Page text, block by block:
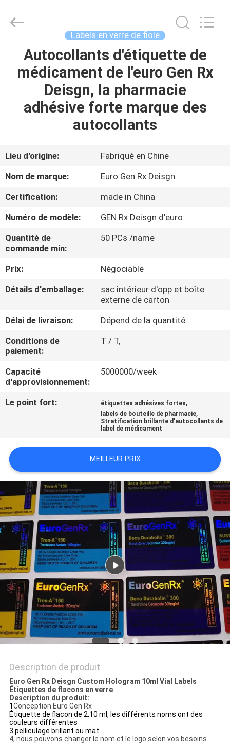
MAISON
PRODUITS
DE
NOUS
VISITE
D'USINE
CONTRÔLE
DE
QUALITÉ
CONTACTEZ-
NOUS
NOUVELLES
CAS
DU
SITE
PRIVACY
POLICY
Industry
Labels en verre de fiole
Autocollants d'étiquette de
médicament de l'euro Gen Rx
Deisgn, la pharmacie
adhésive forte marque des
autocollants
Lieu d'origine:
Fabriqué en Chine
Nom de marque:
Euro Gen Rx Deisgn
Certification:
made in China
Numéro de modèle:
GEN Rx Deisgn d'euro
Quantité de
commande min:
50 PCs /name
Prix:
Négociable
Détails d'emballage:
sac intérieur d'opp et boîte
externe de carton
Délai de livraison:
Dépend de la quantité
Conditions de
paiement:
T / T,
Capacité
d'approvisionnement:
5000000/week
Le point fort: étiquettes adhésives fortes,
labels de bouteille de pharmacie,
Stratification brillante d'autocollants de
label de médicament
MEILLEUR PRIX
Description de produit
Euro Gen Rx Deisgn Custom Hologram 10ml Vial Labels
Étiquettes de flacons en verre
Description du produit:
1Conception Euro Gen Rx
Étiquette de flacon de 2,10 ml, les différents noms ont des
couleurs différentes
3 pelliculage brillant ou mat
4, nous pouvons changer le nom et le logo selon vos besoins